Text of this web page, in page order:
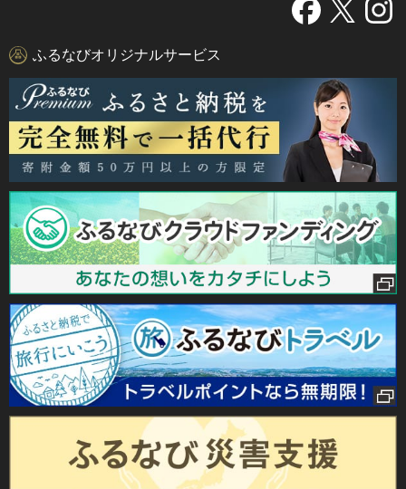
ふるなびオリジナルサービス